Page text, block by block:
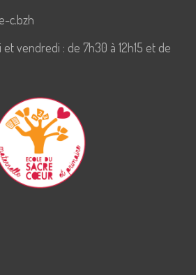
c.bzh
et vendredi : de 7h30 à 12h15 et de